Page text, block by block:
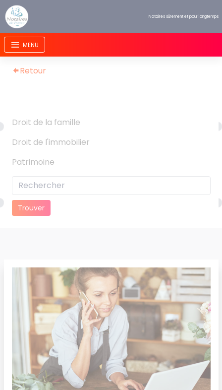
Notaires sûrement et pour longtemps
Retour
Droit de la famille
Droit de l'immobilier
Patrimoine
Trouver
Panneau de gestion des cookies